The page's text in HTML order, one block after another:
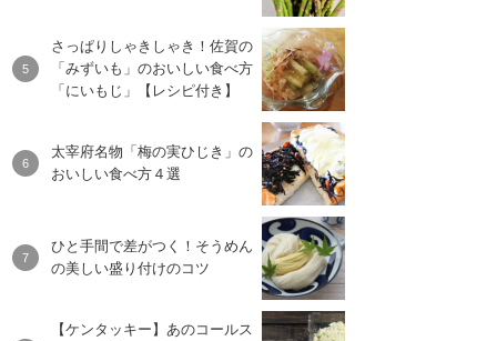
さっぱりしゃきしゃき！佐賀の
「みずいも」のおいしい食べ方
「にいもじ」【レシピ付き】
太宰府名物「梅の実ひじき」の
おいしい食べ方４選
ひと手間で差がつく！そうめん
の美しい盛り付けのコツ
【ケンタッキー】あのコールス